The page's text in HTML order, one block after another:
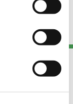
Links